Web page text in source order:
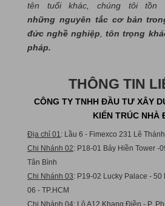
tên tuổi khác, chúng tôi
những nguyên tắc cơ bản
đức nghề nghiệp ,tôn trọng
pháp.
THÔNG TIN
CÔNG TY TNHH ĐẦU TƯ XÂY
KIẾN TRÚC NHÀ
Địa chỉ 01 : Lầu 6 - Fimexco 231 Lê
Chi Nhánh 02: P18-01 Bảy Hiền Tower -
Tân Bình
Chi Nhánh 03: P19-02 Lucky Palace - 50
06 - TP.HCM
Chi Nhánh 04: Lô A12 Khang Điền - P.